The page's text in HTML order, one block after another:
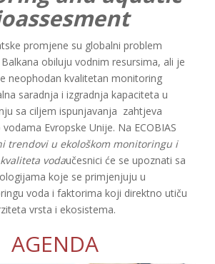
promjene su globalni problem
obiluju vodnim resursima, ali je
neophodan kvalitetan monitoring
saradnja i izgradnja kapaciteta u
sa ciljem ispunjavanja zahtjeva
Evropske Unije. Na ECOBIAS
trendovi u ekološkom monitoringu i
vodaučesnici će se upoznati sa
koje se primjenjuju u
voda i faktorima koji direktno utiču
vrsta i ekosistema.
AGENDA